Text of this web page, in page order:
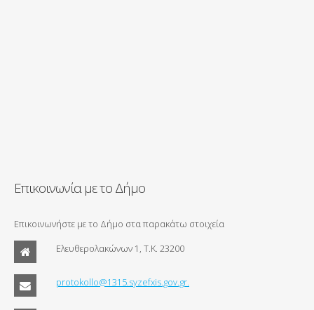
Επικοινωνία με το Δήμο
Επικοινωνήστε με το Δήμο στα παρακάτω στοιχεία
Ελευθερολακώνων 1, Τ.Κ. 23200
protokollo@1315.syzefxis.gov.gr.